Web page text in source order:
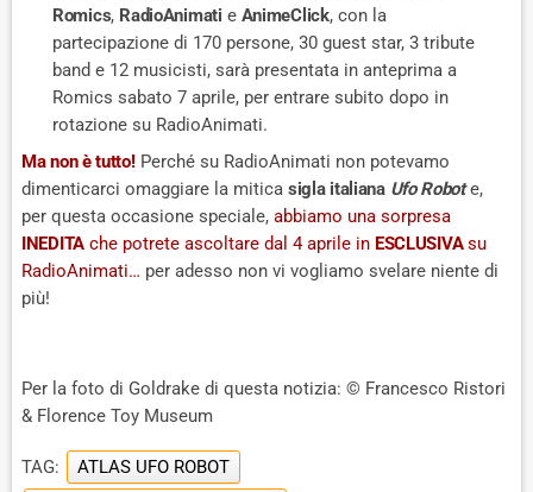
Romics, RadioAnimati e AnimeClick, con la
partecipazione di 170 persone, 30 guest star, 3 tribute
band e 12 musicisti, sarà presentata in anteprima a
Romics sabato 7 aprile, per entrare subito dopo in
rotazione su RadioAnimati.
Ma non è tutto!Perché su RadioAnimati non potevamo
dimenticarci omaggiare la mitica sigla italiana Ufo Robote,
per questa occasione speciale, abbiamo una sorpresa
INEDITAche potrete ascoltare dal 4 aprile in ESCLUSIVAsu
RadioAnimati… per adesso non vi vogliamo svelare niente di
più!
Per la foto di Goldrake di questa notizia: © Francesco Ristori
& Florence Toy Museum
TAG:
ATLAS UFO ROBOT